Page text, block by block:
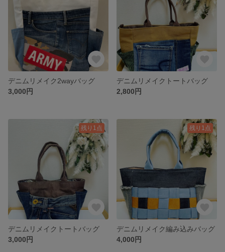
デニムリメイク2wayバッグ
3,000円
デニムリメイクトートバッグ
2,800円
残り1点
デニムリメイクトートバッグ
3,000円
残り1点
デニムリメイク編み込みバッグ
4,000円